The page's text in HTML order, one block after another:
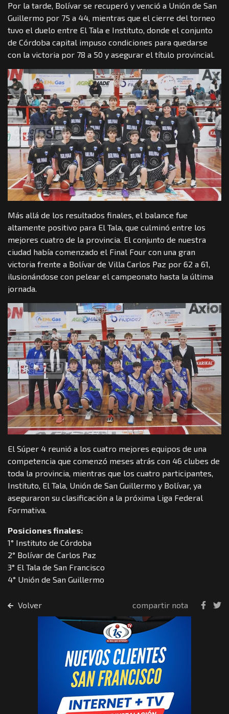
Por la tarde, Bolívar se recuperó y venció a Unión de San
Guillermo por 75 a 44, mientras que el cierre del torneo
tuvo el duelo entre El Tala e Instituto, donde el conjunto
de Córdoba capital impuso condiciones para quedarse
con la victoria por 78 a 50 y asegurar el título provincial.
Más allá de los resultados finales, el balance fue
altamente positivo para El Tala, que culminó entre los
mejores cuatro de la provincia. El conjunto de nuestra
ciudad había comenzado el Final Four con una gran
victoria frente a Bolívar de Villa Carlos Paz por 62 a 61,
ilusionándose con pelear el campeonato hasta la última
jornada.
El Súper 4 reunió a los cuatro mejores equipos de una
competencia que comenzó meses atrás con 46 clubes de
toda la provincia, mientras que los cuatro participantes,
Instituto, El Tala, Unión de San Guillermo y Bolívar, ya
aseguraron su clasificación a la próxima Liga Federal
Formativa.
Posiciones finales:
1° Instituto de Córdoba
2° Bolívar de Carlos Paz
3° El Tala de San Francisco
4° Unión de San Guillermo
Volver compartir nota